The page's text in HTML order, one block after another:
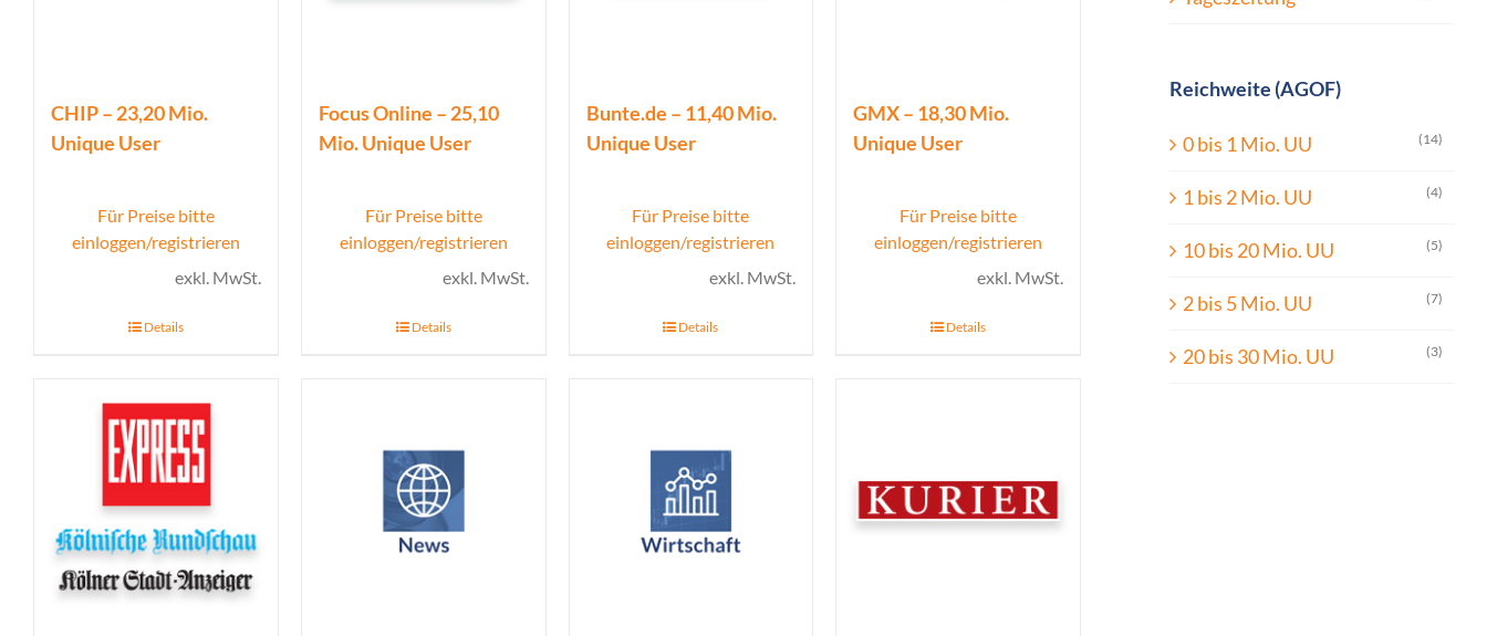
CHIP – 23,20 Mio.
Unique User
Für Preise bitte
einloggen/registrieren
exkl. MwSt.
Details
Focus Online – 25,10
Mio. Unique User
Für Preise bitte
einloggen/registrieren
exkl. MwSt.
Details
Bunte.de – 11,40 Mio.
Unique User
Für Preise bitte
einloggen/registrieren
exkl. MwSt.
Details
GMX – 18,30 Mio.
Unique User
Für Preise bitte
einloggen/registrieren
exkl. MwSt.
Details
Reichweite (AGOF)
0 bis 1 Mio. UU (14)
1 bis 2 Mio. UU (4)
10 bis 20 Mio. UU (5)
2 bis 5 Mio. UU (7)
20 bis 30 Mio. UU (3)